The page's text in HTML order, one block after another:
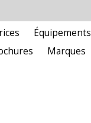
Équipements
Marques